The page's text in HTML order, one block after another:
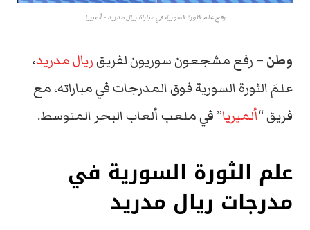
رفع علم الثورة السورية في مباراة ريال مدريد - ألميريا
وطن – رفع مشجعون سوريون لفريقريال مدريد،
علمَ الثورة السورية فوق المدرجات في مباراته، مع
فريق “ألميريا” في ملعب ألعاب البحر المتوسط.
علم الثورة السورية في
مدرجات ريال مدريد